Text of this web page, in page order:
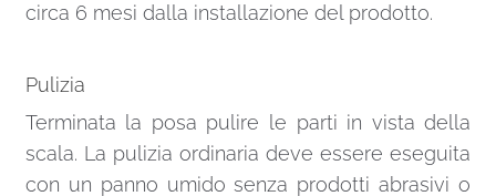
circa 6 mesi dalla installazione del prodotto.
Pulizia
Terminata la posa pulire le parti in vista della
scala. La pulizia ordinaria deve essere eseguita
con un panno umido senza prodotti abrasivi o